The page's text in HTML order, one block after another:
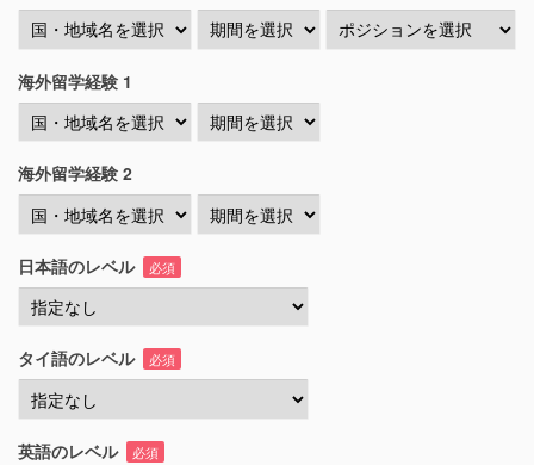
海外留学経験 1
海外留学経験 2
日本語のレベル 必須
タイ語のレベル 必須
英語のレベル 必須